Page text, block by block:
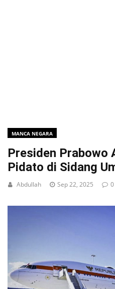
MANCA NEGARA
Presiden Prabowo
Pidato di Sidang
Abdullah Sep 22, 2025 0